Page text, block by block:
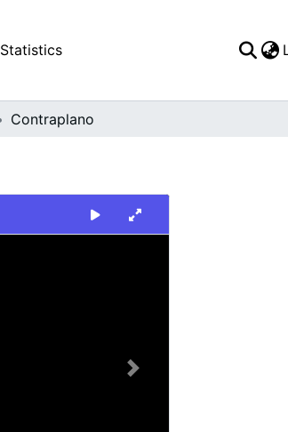
Statistics
Contraplano
Next